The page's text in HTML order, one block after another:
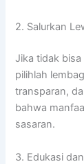
2. Salurkan
Jika tidak
pilihlah
transparan,
bahwa
sasaran.
3. Edukasi